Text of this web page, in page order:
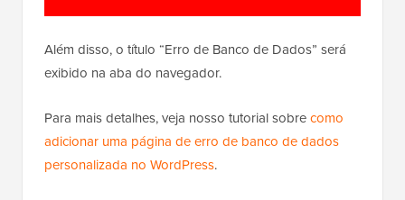
Além disso, o título “Erro de Banco de Dados” será
exibido na aba do navegador.
Para mais detalhes, veja nosso tutorial sobrecomo
adicionar uma página de erro de banco de dados
personalizada no WordPress.